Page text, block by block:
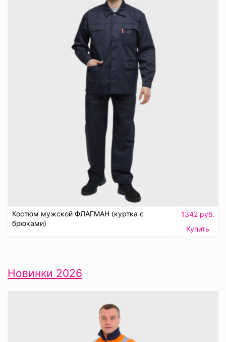
Костюм мужской ФЛАГМАН (куртка с
брюками)
1342 руб.
Купить
Новинки 2026